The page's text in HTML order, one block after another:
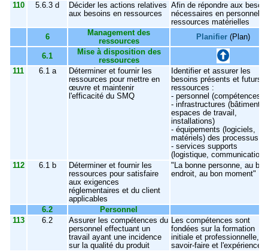
110
5.6.3 d
Décider les actions relatives
aux besoins en ressources
Afin de répondre aux
nécessaires en personnel et
ressources matérielles
6
Management des
ressources
Planifier (Plan)
6.1
Mise à disposition des
ressources
111
6.1 a
Déterminer et fournir les
ressources pour mettre en
œuvre et maintenir
l'efficacité du SMQ
Identifier et assurer les
besoins présents et futurs
ressources :
- personnel (compétences)
- infrastructures (bâtiments,
espaces de travail,
installations)
- équipements (logiciels,
matériels) des processus
- services supports
(logistique, communication)
112
6.1 b
Déterminer et fournir les
ressources pour satisfaire
aux exigences
réglementaires et du client
applicables
"La bonne personne, au bon
endroit, au bon moment"
6.2
Personnel
113
6.2
Assurer les compétences du
personnel effectuant un
travail ayant une incidence
sur la qualité du produit
Les compétences sont
fondées sur la formation
initiale et professionnelle, le
savoir-faire et l'expérience